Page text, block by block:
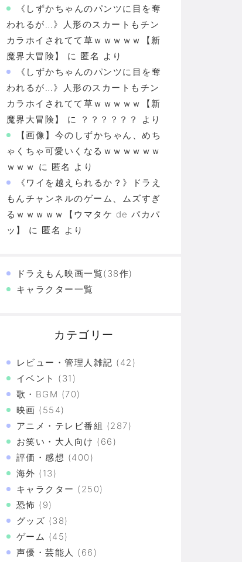
す？」と直球質問
イスで登場
《しずかちゃんのパンツに目を奪
われるが…》人形のスカートもチン
カラホイされてて草ｗｗｗｗｗ【新
魔界大冒険】
に 匿名 より
《しずかちゃんのパンツに目を奪
われるが…》人形のスカートもチン
カラホイされてて草ｗｗｗｗｗ【新
魔界大冒険】
に ？？？？？？
より
【画像】今のしずかちゃん、めち
ゃくちゃ可愛いくなるｗｗｗｗｗｗ
ｗｗｗ に 匿名 より
《ワイを越えられるか？》ドラえ
もんチャンネルのゲーム、ムズすぎ
るｗｗｗｗｗ【ウマタケ de パカパ
ッ】
に 匿名 より
ドラえもん映画一覧(38作)
キャラクター一覧
カテゴリー
レビュー・管理人雑記 (42)
イベント (31)
歌・BGM (70)
映画 (554)
アニメ・テレビ番組 (287)
お笑い・大人向け (66)
評価・感想 (400)
海外 (13)
キャラクター (250)
恐怖 (9)
グッズ (38)
ゲーム (45)
声優・芸能人 (66)